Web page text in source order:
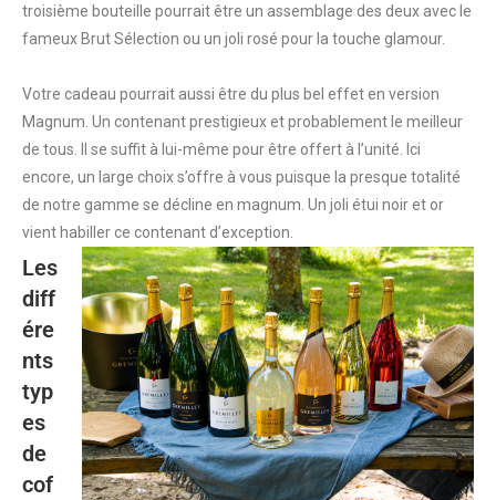
troisième bouteille pourrait être un assemblage des deux avec le
fameux Brut Sélection ou un joli rosé pour la touche glamour.
Votre cadeau pourrait aussi être du plus bel effet en version
Magnum. Un contenant prestigieux et probablement le meilleur
de tous. Il se suffit à lui-même pour être offert à l’unité. Ici
encore, un large choix s’offre à vous puisque la presque totalité
de notre gamme se décline en magnum. Un joli étui noir et or
vient habiller ce contenant d’exception.
Les
diff
ére
nts
typ
es
de
cof